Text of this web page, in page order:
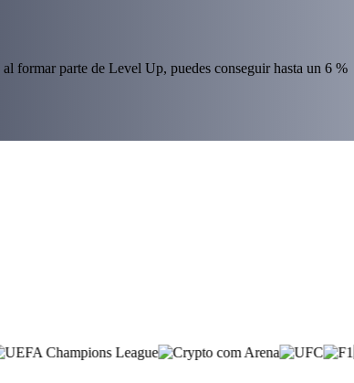
formar parte de Level Up, puedes conseguir hasta un 6 %